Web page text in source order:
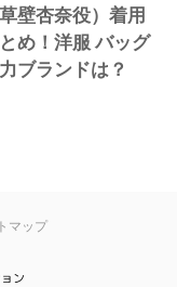
壁杏奈役）着用
め！洋服 バッグ
ブランドは？
マップ